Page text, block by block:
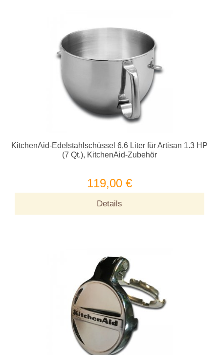
KitchenAid-Edelstahlschüssel 6,6 Liter für Artisan 1.3 HP
(7 Qt.), KitchenAid-Zubehör
119,00 €
Details